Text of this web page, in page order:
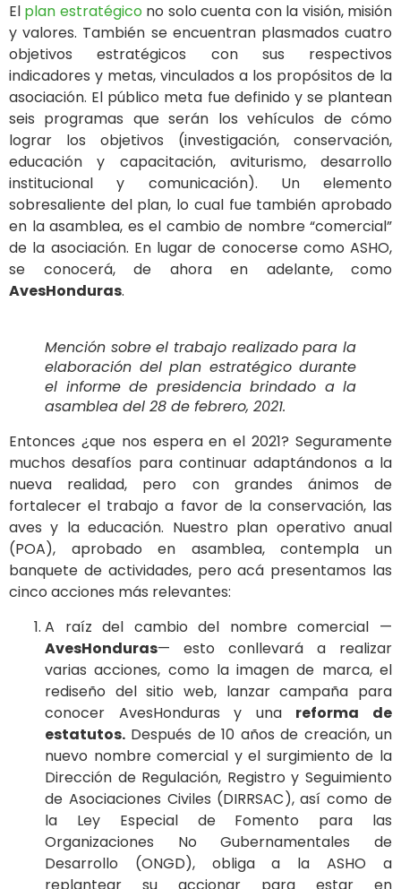
El plan estratégico no solo cuenta con la visión, misión
y valores. También se encuentran plasmados cuatro
objetivos estratégicos con sus respectivos
indicadores y metas, vinculados a los propósitos de la
asociación. El público meta fue definido y se plantean
seis programas que serán los vehículos de cómo
lograr los objetivos (investigación, conservación,
educación y capacitación, aviturismo, desarrollo
institucional y comunicación). Un elemento
sobresaliente del plan, lo cual fue también aprobado
en la asamblea, es el cambio de nombre “comercial”
de la asociación. En lugar de conocerse como ASHO,
se conocerá, de ahora en adelante, como
AvesHonduras.
Mención sobre el trabajo realizado para la
elaboración del plan estratégico durante
el informe de presidencia brindado a la
asamblea del 28 de febrero, 2021.
Entonces ¿que nos espera en el 2021? Seguramente
muchos desafíos para continuar adaptándonos a la
nueva realidad, pero con grandes ánimos de
fortalecer el trabajo a favor de la conservación, las
aves y la educación. Nuestro plan operativo anual
(POA), aprobado en asamblea, contempla un
banquete de actividades, pero acá presentamos las
cinco acciones más relevantes:
A raíz del cambio del nombre comercial —
AvesHonduras— esto conllevará a realizar
varias acciones, como la imagen de marca, el
rediseño del sitio web, lanzar campaña para
conocer AvesHonduras y una reforma de
estatutos. Después de 10 años de creación, un
nuevo nombre comercial y el surgimiento de la
Dirección de Regulación, Registro y Seguimiento
de Asociaciones Civiles (DIRRSAC), así como de
la Ley Especial de Fomento para las
Organizaciones No Gubernamentales de
Desarrollo (ONGD), obliga a la ASHO a
replantear su accionar para estar en